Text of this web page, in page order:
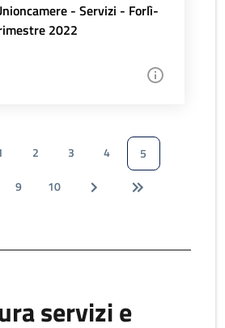
- Servizi - Forlì-
2022
2 3 4
5
9 10
servizi e